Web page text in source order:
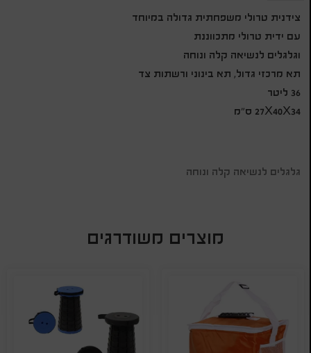
צידנית טרולי משפחתית גדולה במיוחד
עם ידית טרולי מתכווננת
וגלגלים לנשיאה קלה ונוחה
תא מרכזי גדול, תא בינוני ורשתות צד
36 ליטר
27X40X34 ס"מ
גלגלים לנשיאה קלה ונוחה
מוצרים משודרגים